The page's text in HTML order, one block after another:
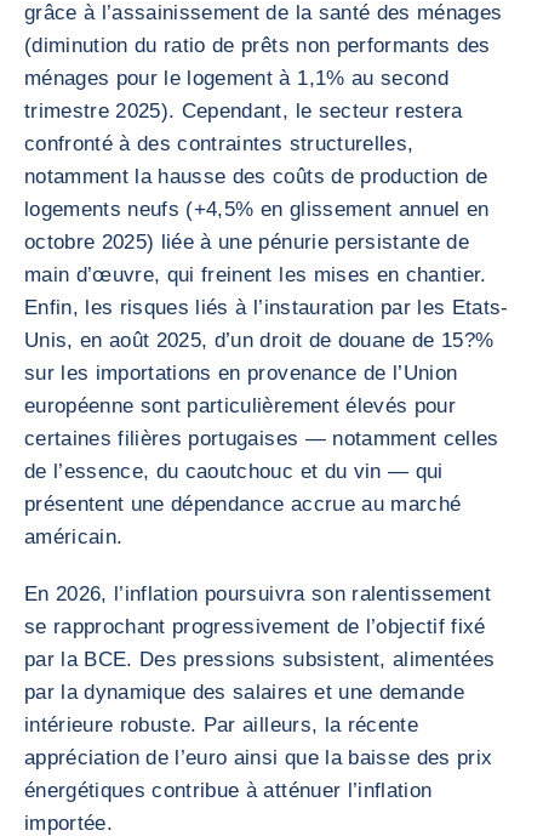
grâce à l’assainissement de la santé des ménages
(diminution du ratio de prêts non performants des
ménages pour le logement à 1,1% au second
trimestre 2025). Cependant, le secteur restera
confronté à des contraintes structurelles,
notamment la hausse des coûts de production de
logements neufs (+4,5% en glissement annuel en
octobre 2025) liée à une pénurie persistante de
main d’œuvre, qui freinent les mises en chantier.
Enfin, les risques liés à l’instauration par les Etats-
Unis, en août 2025, d’un droit de douane de 15?%
sur les importations en provenance de l’Union
européenne sont particulièrement élevés pour
certaines filières portugaises — notamment celles
de l’essence, du caoutchouc et du vin — qui
présentent une dépendance accrue au marché
américain.
En 2026, l’inflation poursuivra son ralentissement
se rapprochant progressivement de l’objectif fixé
par la BCE. Des pressions subsistent, alimentées
par la dynamique des salaires et une demande
intérieure robuste. Par ailleurs, la récente
appréciation de l’euro ainsi que la baisse des prix
énergétiques contribue à atténuer l’inflation
importée.